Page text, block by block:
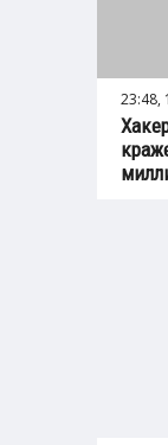
23:48,